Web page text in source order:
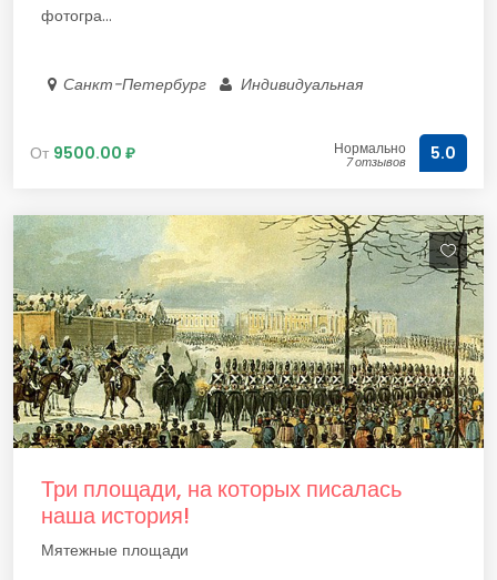
фотогра...
Санкт-Петербург Индивидуальная
От 9500.00 ₽ Нормально
7 отзывов 5.0
Три площади, на которых писалась
наша история!
Мятежные площади